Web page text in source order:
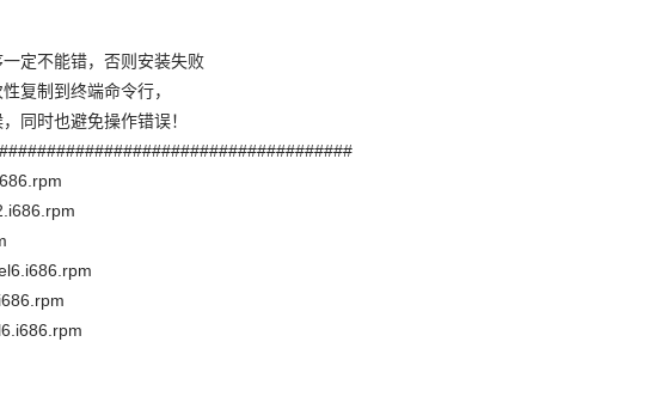
定不能错，否则安装失败
复制到终端命令行，
同时也避免操作错误！